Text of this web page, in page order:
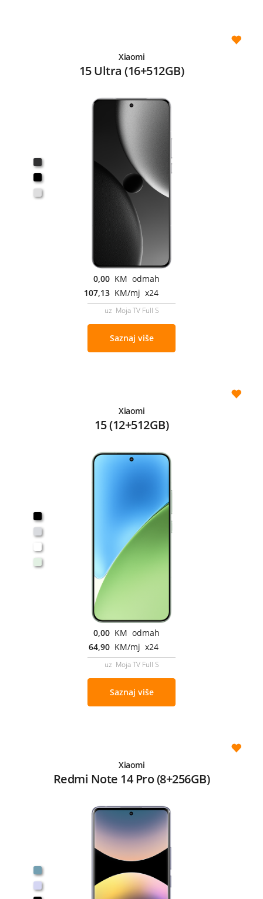
Xiaomi
15 Ultra (16+512GB)
0,00 KM odmah
107,13 KM/mj x24
uz Moja TV Full S
Saznaj više
Xiaomi
15 (12+512GB)
0,00 KM odmah
64,90 KM/mj x24
uz Moja TV Full S
Saznaj više
Xiaomi
Redmi Note 14 Pro (8+256GB)